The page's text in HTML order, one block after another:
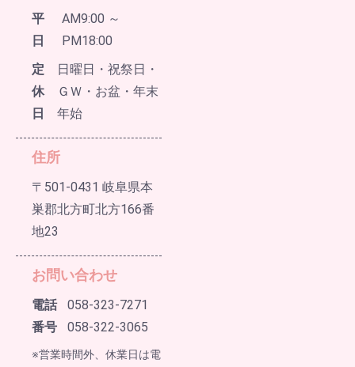
平
日
AM9:00 ～
PM18:00
定
休
日
日曜日・祝祭日・
ＧＷ・お盆・年末
年始
住所
〒501-0431 岐阜県本
巣郡北方町北方166番
地23
お問い合わせ
電話
番号
058-323-7271
058-322-3065
※営業時間外、休業日は電